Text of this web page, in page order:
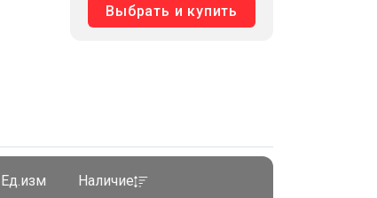
Выбрать и купить
Ед.изм Наличие